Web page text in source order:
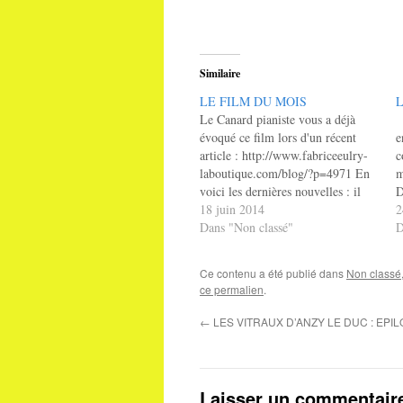
Similaire
LE FILM DU MOIS
Le Canard pianiste vous a déjà
évoqué ce film lors d'un récent
article : http://www.fabriceeulry-
laboutique.com/blog/?p=4971 En
voici les dernières nouvelles : il
est toujours à l'affiche malgré une
quasi censure des médias alors que
déjà disparu de l'affiche. Comme
quoi le…
18 juin 2014
Dans "Non classé"
Ce contenu a été publié dans Non classé
ce permalien.
← LES VITRAUX D’ANZY LE DUC :